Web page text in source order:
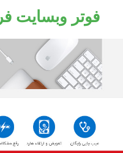
فوتر وبسایت